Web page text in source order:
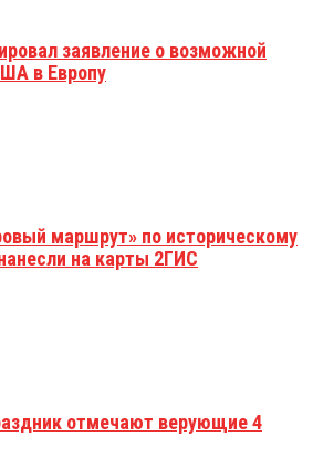
заявление о возможной
в Европу
маршрут» по историческому
на карты 2ГИС
отмечают верующие 4